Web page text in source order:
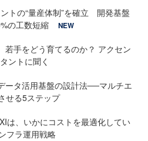
トの“量産体制”を確立 開発基盤
の工数短縮
NEW
若手をどう育てるのか？ アクセン
ントに聞く
ータ活用基盤の設計法──マルチエ
せる5ステップ
は、いかにコストを最適化してい
フラ運用戦略